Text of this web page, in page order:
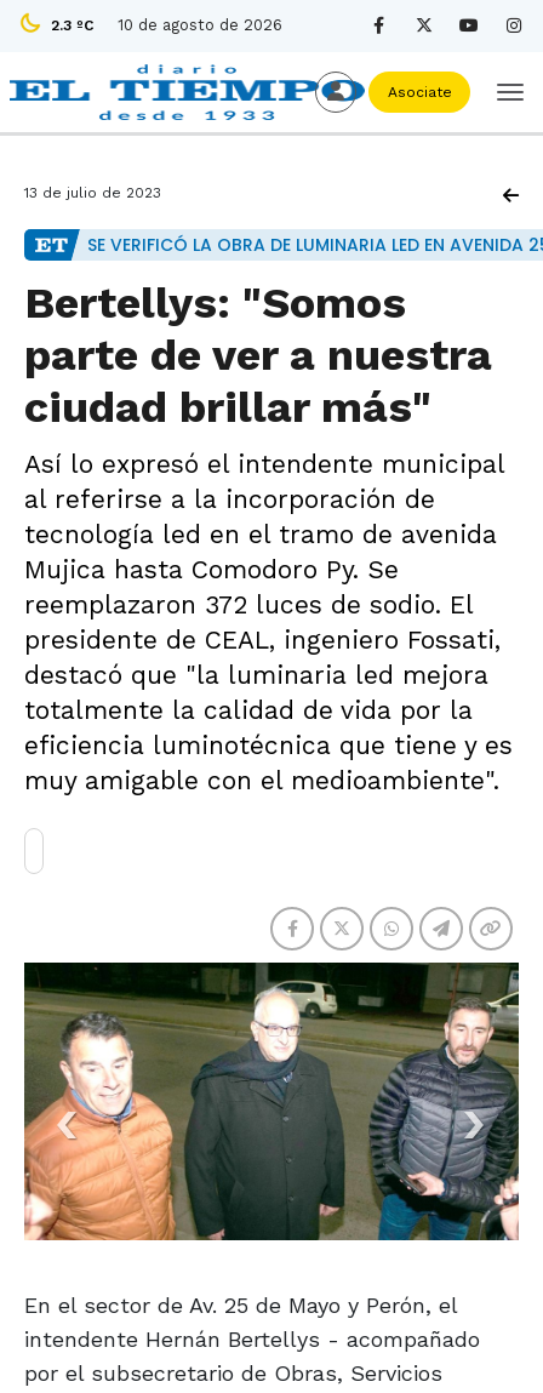
2.3 ºC 10 de agosto de 2026
Asociate
13 de julio de 2023
SE VERIFICÓ LA OBRA DE LUMINARIA LED EN AVENIDA
Bertellys: "Somos
parte de ver a nuestra
ciudad brillar más"
Así lo expresó el intendente municipal
al referirse a la incorporación de
tecnología led en el tramo de avenida
Mujica hasta Comodoro Py. Se
reemplazaron 372 luces de sodio. El
presidente de CEAL, ingeniero Fossati,
destacó que "la luminaria led mejora
totalmente la calidad de vida por la
eficiencia luminotécnica que tiene y es
muy amigable con el medioambiente".
En el sector de Av. 25 de Mayo y Perón, el
intendente Hernán Bertellys - acompañado
por el subsecretario de Obras, Servicios